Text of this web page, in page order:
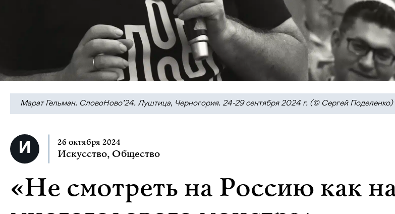
Марат Гельман. СловоНово’24. Луштица, Черногория. 24-29 сентября 2024 г. (© Сергей Поделенко)
26 октября 2024
Искусство, Общество
«Не смотреть на Россию как